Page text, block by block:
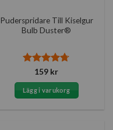
Puderspridare Till Kiselgur
Bulb Duster®
Betygsatt
4.67av 5
159 kr
Lägg i varukorg